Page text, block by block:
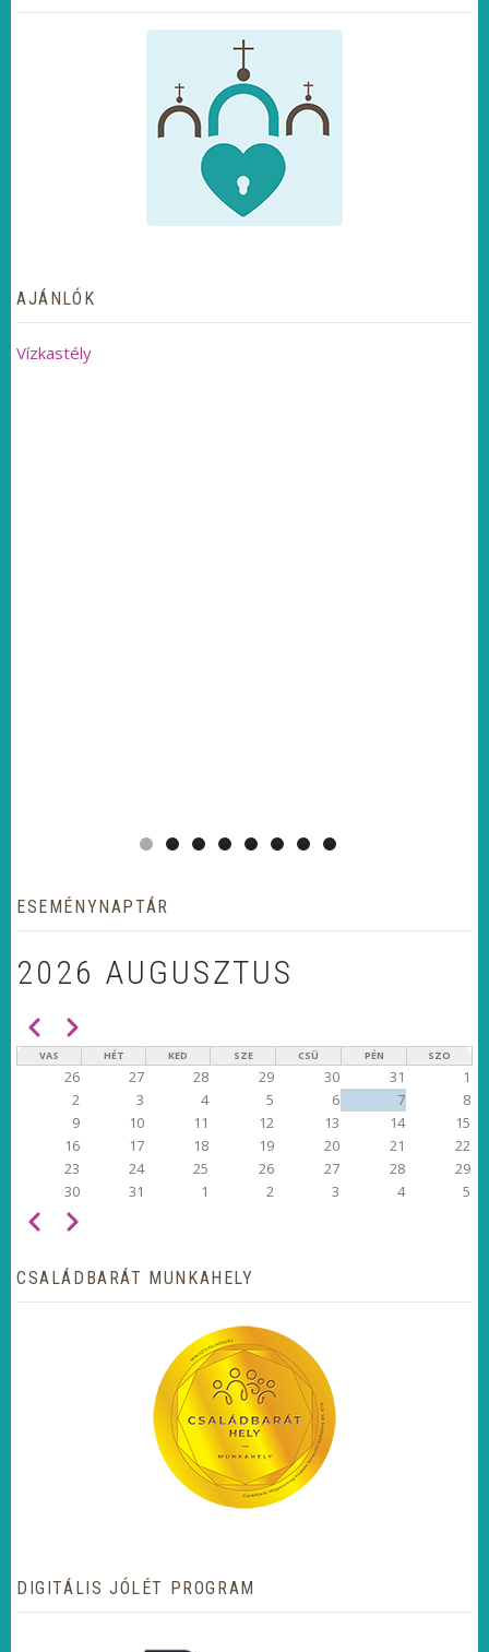
AJÁNLÓK
Vízkastély
ESEMÉNYNAPTÁR
2026 AUGUSZTUS
OLDALSZÁMOZÁS
Előző Következő
VAS HÉT KED SZE CSÜ PÉN SZO
26 27 28 29 30 31
1
2
3 4 5 6 7
8
9
10 11 12 13 14
15
16
17 18 19 20 21
22
23
24 25 26 27 28
29
30
31 1 2 3 4 5
OLDALSZÁMOZÁS
Előző Következő
CSALÁDBARÁT MUNKAHELY
DIGITÁLIS JÓLÉT PROGRAM